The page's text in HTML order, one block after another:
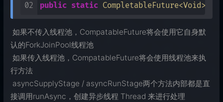
02
public static CompletableFuture<Void>
​ 如果不传入线程池，CompatableFuture将会使用它自身默
认的ForkJoinPool线程池
​ 如果传入线程池，CompatableFuture将会使用线程池来执
行方法
​ asyncSupplyStage / asyncRunStage两个方法内部都是直
接调用runAsync，创建异步线程 Thread 来进行处理